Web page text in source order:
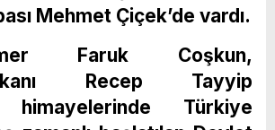
Mehmet Çiçek’de vardı.
Faruk Coşkun,
Recep Tayyip
himayelerinde Türkiye